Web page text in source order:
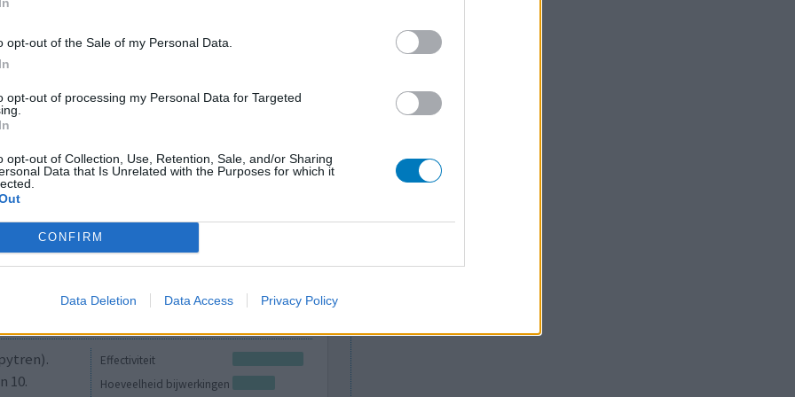
opt-out of the Sale of my Personal Data.
opt-out of processing my Personal Data for Targeted
opt-out of Collection, Use, Retention, Sale, and/or Sharing
Data that Is Unrelated with the Purposes for which it
CONFIRM
Data Deletion Data Access Privacy Policy
Hoeveelheid bijwerkingen
60
30 mg.
doet
weken uitstekend zijn en het lek in de nieren
zijn slapeloosheid en spruw kan ik wel
0 reacties
Effectiviteit
Hoeveelheid bijwerkingen
10.